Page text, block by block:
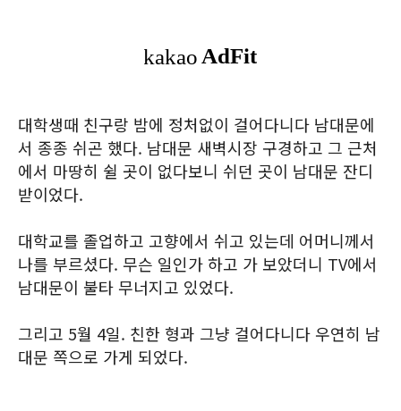
대학생때 친구랑 밤에 정처없이 걸어다니다 남대문에
서 종종 쉬곤 했다. 남대문 새벽시장 구경하고 그 근처
에서 마땅히 쉴 곳이 없다보니 쉬던 곳이 남대문 잔디
받이었다.
대학교를 졸업하고 고향에서 쉬고 있는데 어머니께서
나를 부르셨다. 무슨 일인가 하고 가 보았더니 TV에서
남대문이 불타 무너지고 있었다.
그리고 5월 4일. 친한 형과 그냥 걸어다니다 우연히 남
대문 쪽으로 가게 되었다.